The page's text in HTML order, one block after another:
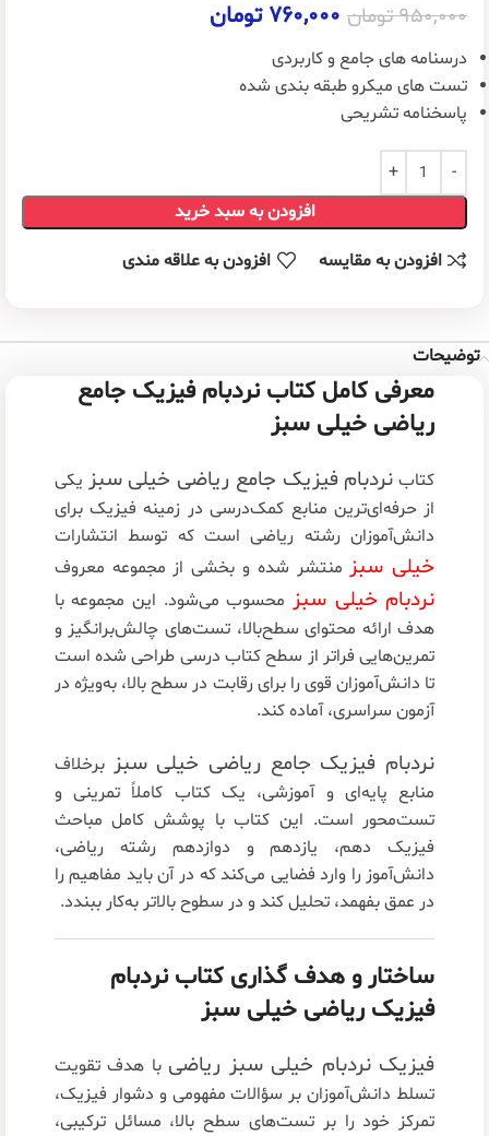
۹۵۰,۰۰۰ تومان ۷۶۰,۰۰۰ تومان
درسنامه های جامع و کاربردی
تست های میکرو طبقه بندی شده
پاسخنامه تشریحی
افزودن به سبد خرید
افزودن به مقایسه افزودن به علاقه مندی
توضیحات
معرفی کامل کتاب نردبام فیزیک جامع
ریاضی خیلی سبز
کتاب نردبام فیزیک جامع ریاضی خیلی سبز یکی
از حرفه‌ای‌ترین منابع کمک‌درسی در زمینه فیزیک برای
دانش‌آموزان رشته ریاضی است که توسط انتشارات
خیلی سبزمنتشر شده و بخشی از مجموعه معروف
نردبام خیلی سبز محسوب می‌شود. این مجموعه با
هدف ارائه محتوای سطح‌بالا، تست‌های چالش‌برانگیز و
تمرین‌هایی فراتر از سطح کتاب درسی طراحی شده است
تا دانش‌آموزان قوی را برای رقابت در سطح بالا، به‌ویژه در
آزمون سراسری، آماده کند.
نردبام فیزیک جامع ریاضی خیلی سبز برخلاف
منابع پایه‌ای و آموزشی، یک کتاب کاملاً تمرینی و
تست‌محور است. این کتاب با پوشش کامل مباحث
فیزیک دهم، یازدهم و دوازدهم رشته ریاضی،
دانش‌آموز را وارد فضایی می‌کند که در آن باید مفاهیم را
در عمق بفهمد، تحلیل کند و در سطوح بالاتر به‌کار ببندد.
ساختار و هدف‌ گذاری کتاب نردبام
فیزیک ریاضی خیلی سبز
فیزیک نردبام خیلی سبز ریاضی با هدف تقویت
تسلط دانش‌آموزان بر سؤالات مفهومی و دشوار فیزیک،
تمرکز خود را بر تست‌های سطح بالا، مسائل ترکیبی،